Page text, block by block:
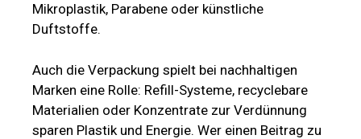
Mikroplastik, Parabene oder künstliche
Duftstoffe.
Auch die Verpackung spielt bei nachhaltigen
Marken eine Rolle: Refill-Systeme, recyclebare
Materialien oder Konzentrate zur Verdünnung
sparen Plastik und Energie. Wer einen Beitrag zu